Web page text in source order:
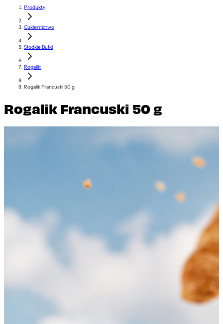
Produkty
Cukiernictwo
Słodkie Bułki
Rogaliki
Rogalik Francuski 50 g
Rogalik Francuski 50 g